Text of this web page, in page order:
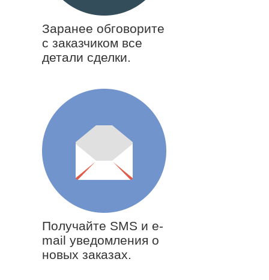
Заранее обговорите
с заказчиком все
детали сделки.
Получайте SMS и e-
mail уведомления о
новых заказах.